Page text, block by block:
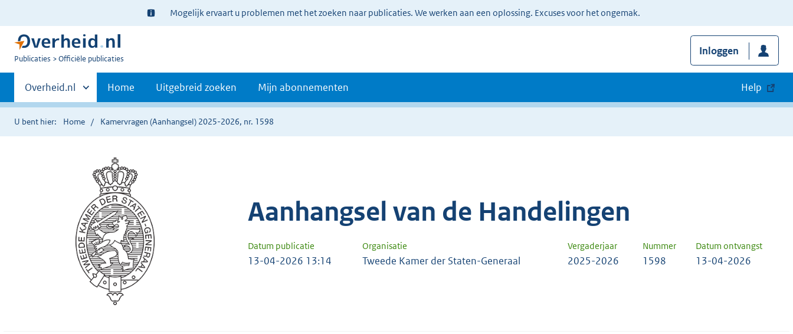
Ter
informatie:
Mogelijk ervaart u problemen met het zoeken naar publicaties. We werken aan een oplossing. Excuses voor het ongemak.
U
Publicaties Officiële publicaties
Inloggen
Primaire
navigatie
Andere
sites
binnen
Overheid.nl Home Uitgebreid zoeken Mijn abonnementen Help
U bent hier: Home Kamervragen (Aanhangsel) 2025-2026, nr. 1598
Aanhangsel van de Handelingen
Datum publicatie Organisatie Vergaderjaar Nummer Datum ontvangst
13-04-2026 13:14 Tweede Kamer der Staten-Generaal 2025-2026 1598 13-04-2026